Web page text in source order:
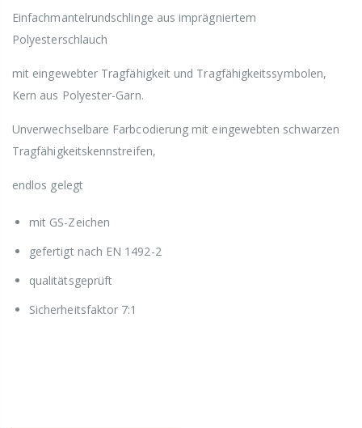
Einfachmantelrundschlinge aus imprägniertem
Polyesterschlauch
mit eingewebter Tragfähigkeit und Tragfähigkeitssymbolen,
Kern aus Polyester-Garn.
Unverwechselbare Farbcodierung mit eingewebten schwarzen
Tragfähigkeitskennstreifen,
endlos gelegt
mit GS-Zeichen
gefertigt nach EN 1492-2
qualitätsgeprüft
Sicherheitsfaktor 7:1